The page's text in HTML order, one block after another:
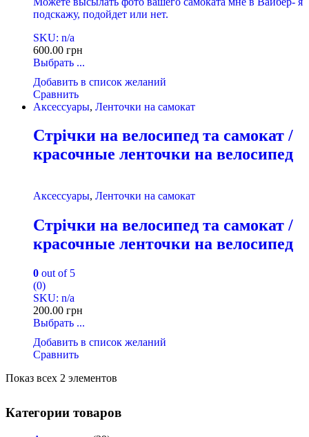
подскажу, подойдет или нет.
SKU: n/a
600.00 грн
Выбрать ...
Добавить в список желаний
Сравнить
Аксессуары, Ленточки на самокат
Стрічки на велосипед та самокат /
красочные ленточки на велосипед
Аксессуары, Ленточки на самокат
Стрічки на велосипед та самокат /
красочные ленточки на велосипед
0 out of 5
(0)
SKU: n/a
200.00 грн
Выбрать ...
Добавить в список желаний
Сравнить
Показ всех 2 элементов
Категории товаров